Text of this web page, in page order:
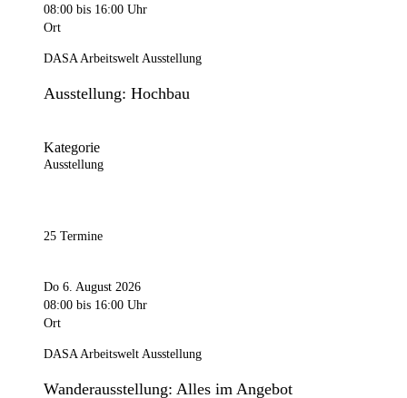
08:00 bis 16:00 Uhr
Ort
DASA Arbeitswelt Ausstellung
Ausstellung: Hochbau
Kategorie
Ausstellung
25 Termine
Do 6. August 2026
08:00 bis 16:00 Uhr
Ort
DASA Arbeitswelt Ausstellung
Wanderausstellung: Alles im Angebot